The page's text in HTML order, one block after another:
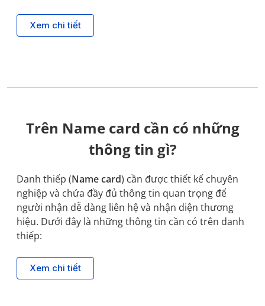
Xem chi tiết
Trên Name card cần có những
thông tin gì?
Danh thiếp (Name card) cần được thiết kế chuyên
nghiệp và chứa đầy đủ thông tin quan trọng để
người nhận dễ dàng liên hệ và nhận diện thương
hiệu. Dưới đây là những thông tin cần có trên danh
thiếp:
Xem chi tiết